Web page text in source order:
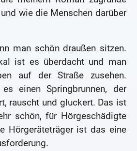
wie die Menschen darüber
man schön draußen sitzen.
ist es überdacht und man
auf der Straße zusehen.
einen Springbrunnen, der
rauscht und gluckert. Das ist
schön, für Hörgeschädigte
Hörgeräteträger ist das eine